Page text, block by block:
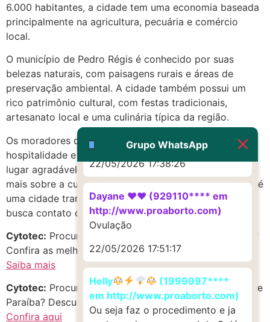
6.000 habitantes, a cidade tem uma economia baseada
principalmente na agricultura, pecuária e comércio
local.
O município de Pedro Régis é conhecido por suas
belezas naturais, com paisagens rurais e áreas de
preservação ambiental. A cidade também possui um
rico patrimônio cultural, com festas tradicionais,
artesanato local e uma culinária típica da região.
Os moradores de Pedro Régis são conhecidos pela
hospitalidade e simplicidade, o que torna a cidade um
lugar agradável para se visitar e conhecer um pouco
mais sobre a cultura nordestina. No geral, Pedro Régis é
uma cidade tranquila e acolhedora, ideal para quem
busca contato com a natureza e tradições locais.
Cytotec: Procurando c1t0tec em Pedro Régis, Paraíba?
Confira as melhores opções!
Saiba mais
Cytotec: Procurando Cytotec Misoprostol no estado de
Paraíba? Descubra oportunidades incríveis!
Confira aqui
Grupo WhatsApp
(879121**** em
http://www.proaborto.com)
mesmo
22/05/2026 17:19:47
G (1199866**** em
http://www.proaborto.com)
Muito obrigadaaaaa
22/05/2026 17:38:26
Dayane ♥️♥️ (929110**** em
http://www.proaborto.com)
Ovulação
22/05/2026 17:51:17
Helly
(1999997****
em http://www.proaborto.com)
Ou seja faz o procedimento e ja